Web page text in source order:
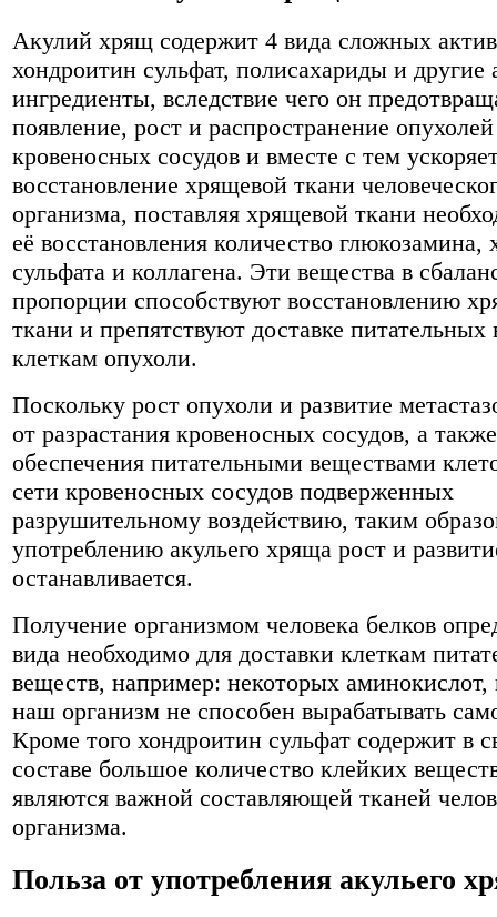
Акулий хрящ содержит 4 вида сложных
хондроитин сульфат, полисахариды и другие
ингредиенты, вследствие чего он
появление, рост и распространение опухолей
кровеносных сосудов и вместе с тем
восстановление хрящевой ткани
организма, поставляя хрящевой ткани
её восстановления количество глюкозамина,
сульфата и коллагена. Эти вещества в
пропорции способствуют восстановлению
ткани и препятствуют доставке питательных
клеткам опухоли.
Поскольку рост опухоли и развитие
от разрастания кровеносных сосудов, а
обеспечения питательными веществами
сети кровеносных сосудов подверженных
разрушительному воздействию, таким
употреблению акульего хряща рост и
останавливается.
Получение организмом человека белков
вида необходимо для доставки клеткам
веществ, например: некоторых аминокислот,
наш организм не способен вырабатывать
Кроме того хондроитин сульфат содержит в
составе большое количество клейких
являются важной составляющей тканей
организма.
Польза от употребления акульего